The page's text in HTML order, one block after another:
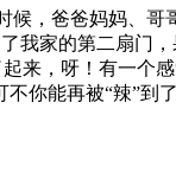
，爸爸妈妈、哥
我家的第二扇门
来，呀！有一个
你能再被“辣”到了